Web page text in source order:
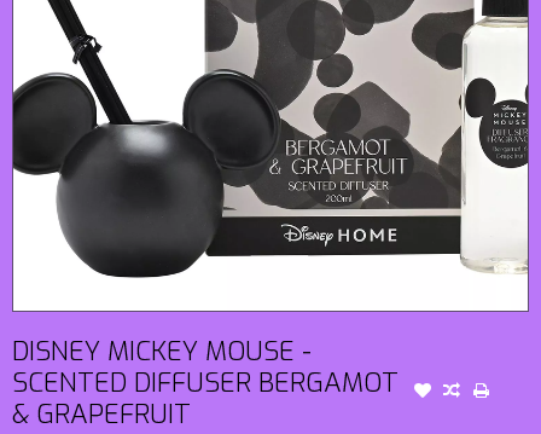
DISNEY MICKEY MOUSE -
SCENTED DIFFUSER BERGAMOT
& GRAPEFRUIT